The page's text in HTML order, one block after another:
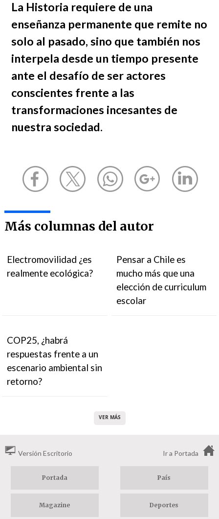
La Historia requiere de una
enseñanza permanente que remite no
solo al pasado, sino que también nos
interpela desde un tiempo presente
ante el desafío de ser actores
conscientes frente a las
transformaciones incesantes de
nuestra sociedad.
Más columnas del autor
Electromovilidad ¿es
realmente ecológica?
Pensar a Chile es
mucho más que una
elección de curriculum
escolar
COP25, ¿habrá
respuestas frente a un
escenario ambiental sin
retorno?
VER MÁS
Versión Escritorio Ir a Portada
Portada País
Magazine Deportes